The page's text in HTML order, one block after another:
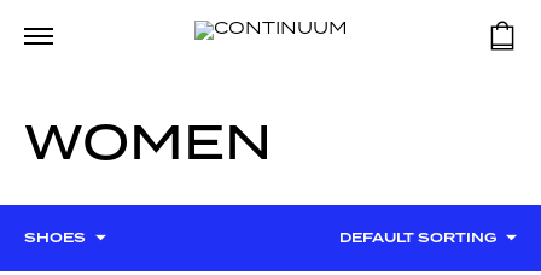
WOMEN
SHOES DEFAULT SORTING